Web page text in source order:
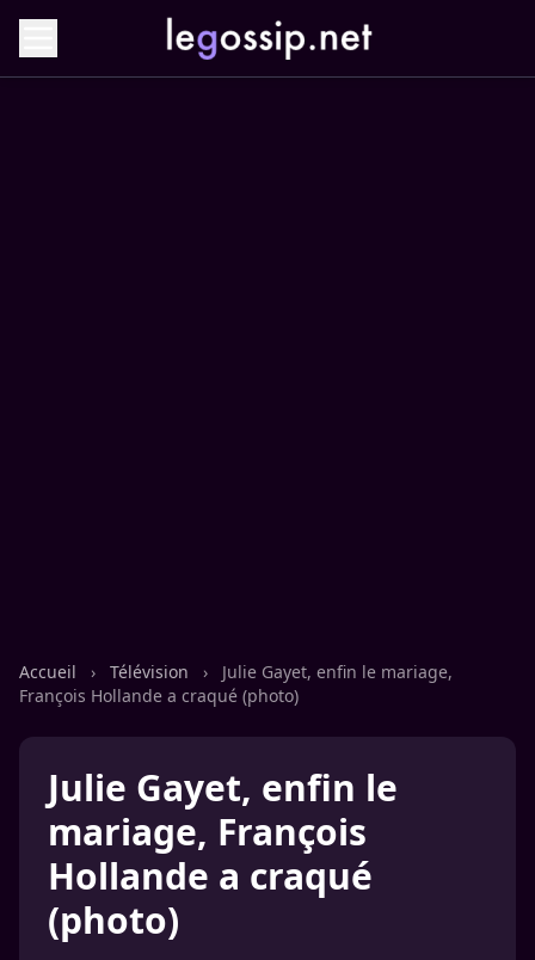
Accueil › Télévision ›
Julie Gayet, enfin le mariage,
François Hollande a craqué (photo)
Julie Gayet, enfin le
mariage, François
Hollande a craqué
(photo)